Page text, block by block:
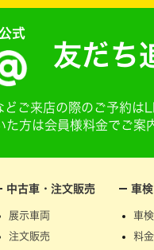
式
友だち
ご来店の際のご予約は
た方は会員様料金でご
中古車・注文販売
展示車両
注文販売
車
車
料